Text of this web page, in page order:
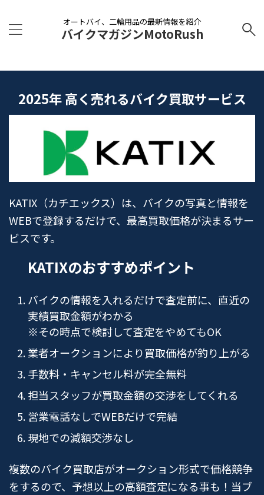
オートバイ、二輪用品の最新情報を紹介
バイクマガジンMotoRush
2025年 高く売れるバイク買取サービス
KATIX（カチエックス）は、バイクの写真と情報を
WEBで登録するだけで、最高買取価格が決まるサー
ビスです。
KATIXのおすすめポイント
バイクの情報を入れるだけで査定前に、直近の
実績買取金額がわかる
※その時点で検討して査定をやめてもOK
業者オークションにより買取価格が釣り上がる
手数料・キャンセル料が完全無料
担当スタッフが買取金額の交渉をしてくれる
営業電話なしでWEBだけで完結
現地での減額交渉なし
複数のバイク買取店がオークション形式で価格競争
をするので、予想以上の高額査定になる事も！当ブ